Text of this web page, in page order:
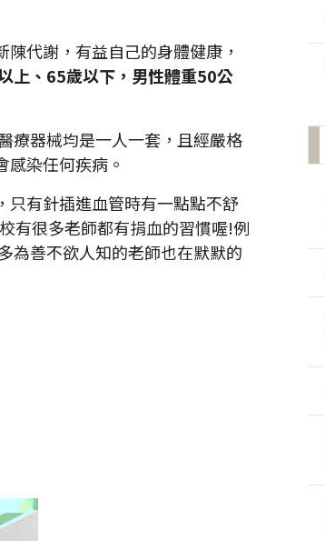
陳代謝，有益自己的身體健康，
上、 65歲以下，男性體重50公
療器械均是一人一套，且經嚴格
染任何疾病。
只有針插進血管時有一點點不舒
有很多老師都有捐血的習慣喔!例
為善不欲人知的老師也在默默的